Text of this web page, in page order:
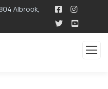
Albrook,